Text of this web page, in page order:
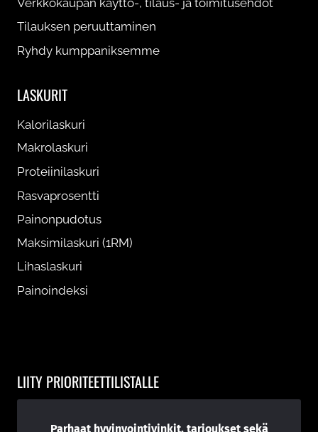
Verkkokaupan käyttö-, tilaus- ja toimitusehdot
Tilauksen peruuttaminen
Ryhdy kumppaniksemme
LASKURIT
Kalorilaskuri
Makrolaskuri
Proteiinilaskuri
Rasvaprosentti
Painonpudotus
Maksimilaskuri (1RM)
Lihaslaskuri
Painoindeksi
LIITY PRIORITEETTILISTALLE
Parhaat hyvinvointivinkit, tarjoukset sekä